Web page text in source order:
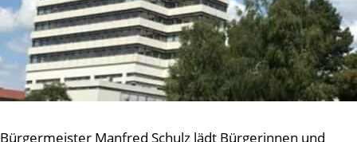
Bürgermeister Manfred Schulz lädt Bürgerinnen und